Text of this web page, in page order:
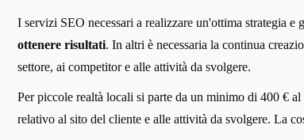
I servizi SEO necessari a realizzare un'ottima strategia
ottenere risultati. In altri è necessaria la continua
settore, ai competitor e alle attività da svolgere.
Per piccole realtà locali si parte da un minimo di 400 €
relativo al sito del cliente e alle attività da svolgere. La